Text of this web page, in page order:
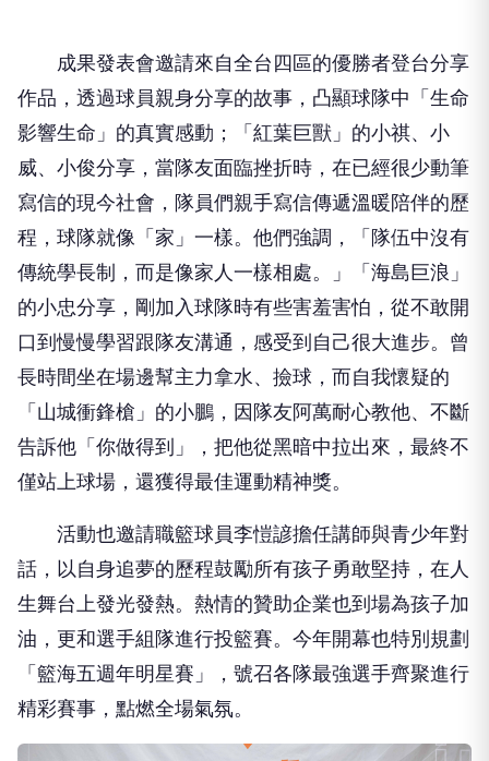
成果發表會邀請來自全台四區的優勝者登台分享
作品，透過球員親身分享的故事，凸顯球隊中「生命
影響生命」的真實感動；「紅葉巨獸」的小祺、小
威、小俊分享，當隊友面臨挫折時，在已經很少動筆
寫信的現今社會，隊員們親手寫信傳遞溫暖陪伴的歷
程，球隊就像「家」一樣。他們強調，「隊伍中沒有
傳統學長制，而是像家人一樣相處。」「海島巨浪」
的小忠分享，剛加入球隊時有些害羞害怕，從不敢開
口到慢慢學習跟隊友溝通，感受到自己很大進步。曾
長時間坐在場邊幫主力拿水、撿球，而自我懷疑的
「山城衝鋒槍」的小鵬，因隊友阿萬耐心教他、不斷
告訴他「你做得到」，把他從黑暗中拉出來，最終不
僅站上球場，還獲得最佳運動精神獎。
活動也邀請職籃球員李愷諺擔任講師與青少年對
話，以自身追夢的歷程鼓勵所有孩子勇敢堅持，在人
生舞台上發光發熱。熱情的贊助企業也到場為孩子加
油，更和選手組隊進行投籃賽。今年開幕也特別規劃
「籃海五週年明星賽」，號召各隊最強選手齊聚進行
精彩賽事，點燃全場氣氛。